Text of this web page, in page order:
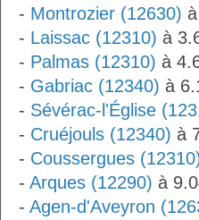
- Montrozier (12630)
- Laissac (12310) à
- Palmas (12310) à
- Gabriac (12340) à
- Sévérac-l'Église
- Cruéjouls (12340) à
- Coussergues
- Arques (12290) à
- Agen-d'Aveyron